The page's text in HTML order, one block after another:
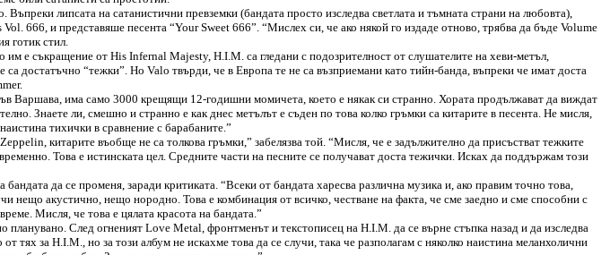
липсата на сатанистични превземки (бандата просто изследва светлата и тъмната страни на любовта),
666, и представяше песента “Your Sweet 666”. “Мислех си, че ако някой го издаде отново, трябва да бъде Volume
готик стил.
е съкращение от His Infernal Majesty, H.I.M. са гледани с подозрителност от слушателите на хеви-метъл,
достатъчно “тежки”. Но Valo твърди, че в Европа те не са възприемани като тийн-банда, въпреки че имат доста
Варшава, има само 3000 крещящи 12-годишни момичета, което е някак си странно. Хората продължават да виждат
Знаете ли, смешно и странно е как днес метълът е съден по това колко гръмки са китарите в песента. Не мисля,
тихички в сравнение с барабаните.”
китарите въобще не са толкова гръмки,” забелязва той. “Мисля, че е задължително да присъстват тежките
Това е истинската цел. Средните части на песните се получават доста тежички. Исках да поддържам този
да се променя, заради критиката. “Всеки от бандата харесва различна музика и, ако правим точно това,
нещо акустично, нещо нородно. Това е комбинация от всичко, честване на факта, че сме заедно и сме способни с
Мисля, че това е цялата красота на бандата.”
След огненият Love Metal, фронтменът и текстописец на H.I.M. да се върне стъпка назад и да изследва
за H.I.M., но за този албум не искахме това да се случи, така че разполагам с няколко наистина меланхолични